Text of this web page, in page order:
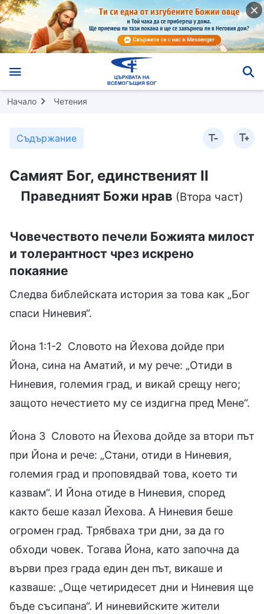
Начало Четения
Съдържание
Самият Бог, единственият II
Праведният Божи нрав (Втора част)
Човечеството печели Божията милост
и толерантност чрез искрено
покаяние
Следва библейската история за това как „Бог
спаси Ниневия“.
Йона 1:1-2 Словото на Йехова дойде при
Йона, сина на Аматий, и му рече: „Отиди в
Ниневия, големия град, и викай срещу него;
защото нечестието му се издигна пред Мене“.
Йона 3 Словото на Йехова дойде за втори път
при Йона и рече: „Стани, отиди в Ниневия,
големия град и проповядвай това, което ти
казвам“. И Йона отиде в Ниневия, според
както беше казал Йехова. А Ниневия беше
огромен град. Трябваха три дни, за да го
обходи човек. Тогава Йона, като започна да
върви през града един ден път, викаше и
казваше: „Още четиридесет дни и Ниневия ще
бъде съсипана“. И ниневийските жители